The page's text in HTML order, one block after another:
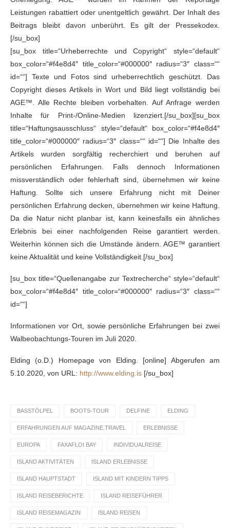
Leistungen rabattiert oder unentgeltlich gewährt. Der Inhalt des
Beitrags bleibt davon unberührt. Es gilt der Pressekodex.
[/su_box]
[su_box title=“Urheberrechte und Copyright“ style=“default“
box_color=“#f4e8d4″ title_color=“#000000″ radius=“3″ class=““
id=““] Texte und Fotos sind urheberrechtlich geschützt. Das
Copyright dieses Artikels in Wort und Bild liegt vollständig bei
AGE™. Alle Rechte bleiben vorbehalten. Auf Anfrage werden
Inhalte für Print-/Online-Medien lizenziert.[/su_box][su_box
title=“Haftungsausschluss“ style=“default“ box_color=“#f4e8d4″
title_color=“#000000″ radius=“3″ class=““ id=““] Die Inhalte des
Artikels wurden sorgfältig recherchiert und beruhen auf
persönlichen Erfahrungen. Falls dennoch Informationen
missverständlich oder fehlerhaft sind, übernehmen wir keine
Haftung. Sollte sich unsere Erfahrung nicht mit Deiner
persönlichen Erfahrung decken, übernehmen wir keine Haftung.
Da die Natur nicht planbar ist, kann keinesfalls ein ähnliches
Erlebnis bei einer nachfolgenden Reise garantiert werden.
Weiterhin können sich die Umstände ändern. AGE™ garantiert
keine Aktualität und keine Vollständigkeit.[/su_box]
[su_box title=“Quellenangabe zur Textrecherche“ style=“default“
box_color=“#f4e8d4″ title_color=“#000000″ radius=“3″ class=““
id=““]
Informationen vor Ort, sowie persönliche Erfahrungen bei zwei
Walbeobachtungs-Touren im Juli 2020.
Elding (o.D.) Homepage von Elding. [online] Abgerufen am
5.10.2020, von URL: http://www.elding.is [/su_box]
BASSTÖLPEL BOOTS-TOUR DELFINE ELDING
ERFAHRUNGEN AUF MAGAZINE.TRAVEL ERLEBNISSE
EUROPA FAXAFLOI BAY INDIVIDUALREISE
ISLAND AKTIVITÄTEN ISLAND ERLEBNISSE
ISLAND HAUPTSTADT ISLAND MIT KINDERN TIPPS
ISLAND REISEBERICHTE ISLAND REISEFÜHRER
ISLAND REISEMAGAZIN ISLAND REISEN